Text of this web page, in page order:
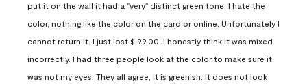
put it on the wall it had a "very" distinct green tone. I hate the
color, nothing like the color on the card or online. Unfortunately I
cannot return it. I just lost $ 99.00. I honestly think it was mixed
incorrectly. I had three people look at the color to make sure it
was not my eyes. They all agree, it is greenish. It does not look